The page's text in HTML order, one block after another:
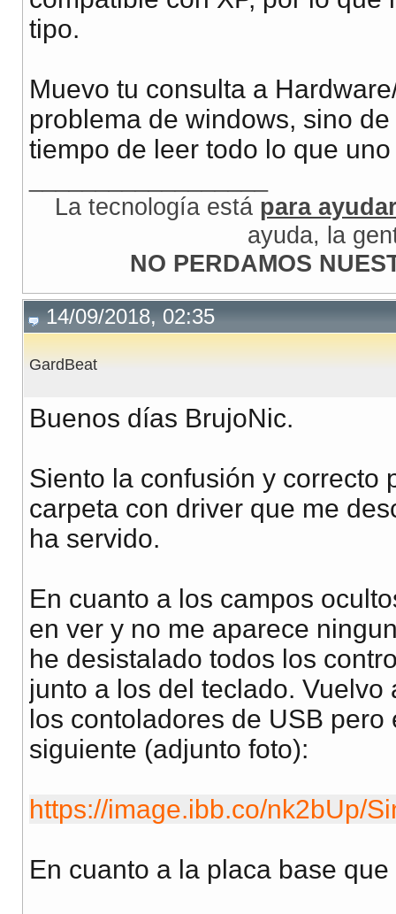
tipo.
Muevo tu consulta a
problema de windows, sino
tiempo de leer todo lo que
La tecnología está para
ayuda, la
NO PERDAMOS
14/09/2018, 02:35
GardBeat
Buenos días BrujoNic.
Siento la confusión y correcto
carpeta con driver que me
ha servido.
En cuanto a los campos
en ver y no me aparece
he desistalado todos los
junto a los del teclado.
los contoladores de USB
siguiente (adjunto foto):
https://image.ibb.co/nk2bUp/
En cuanto a la placa base